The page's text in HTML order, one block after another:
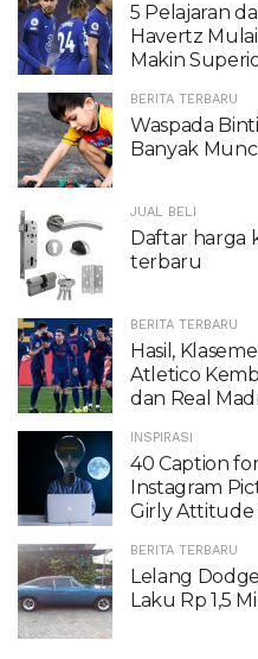
5 Pelajaran
Havertz
Makin
BERITA TERBARU
Waspada
Banyak
JUAL BELI
Daftar harga
terbaru
BERITA TERBARU
Hasil,
Atletico
dan Real
INSPIRASI
40 Caption
Instagram
Girly Attitude
BERITA TERBARU
Lelang
Laku Rp 1,5